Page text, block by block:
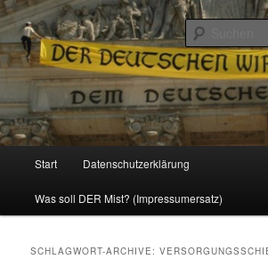
Reizzentrum
Politik, Wirtschaft, Soziales und Gesellschaft
Zum
Inhalt
Zum
sekundären
Start Datenschutzerklärung
Was soll DER Mist? (Impressumersatz)
SCHLAGWORT-ARCHIVE: